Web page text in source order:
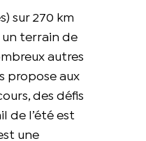
sur 270 km
terrain de
autres
propose aux
des défis
de l’été est
une